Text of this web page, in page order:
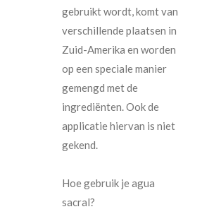
gebruikt wordt, komt van
verschillende plaatsen in
Zuid-Amerika en worden
op een speciale manier
gemengd met de
ingrediënten. Ook de
applicatie hiervan is niet
gekend.
Hoe gebruik je agua
sacral?